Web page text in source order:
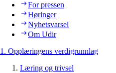
For pressen
Høringer
Nyhetsvarsel
Om Udir
1. Opplæringens verdigrunnlag
Læring og trivsel